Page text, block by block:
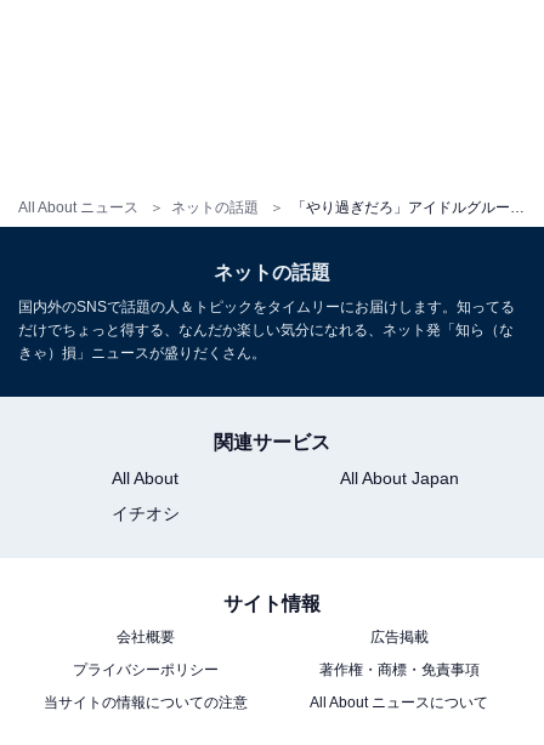
All About ニュース ネットの話題
ネットの話題
国内外のSNSで話題の人＆トピックをタイムリーにお届けします。知ってる
だけでちょっと得する、なんだか楽しい気分になれる、ネット発「知ら（な
きゃ）損」ニュースが盛りだくさん。
関連サービス
All About
All About Japan
イチオシ
サイト情報
会社概要
広告掲載
プライバシーポリシー
著作権・商標・免責事項
当サイトの情報についての注意
All About ニュースについて